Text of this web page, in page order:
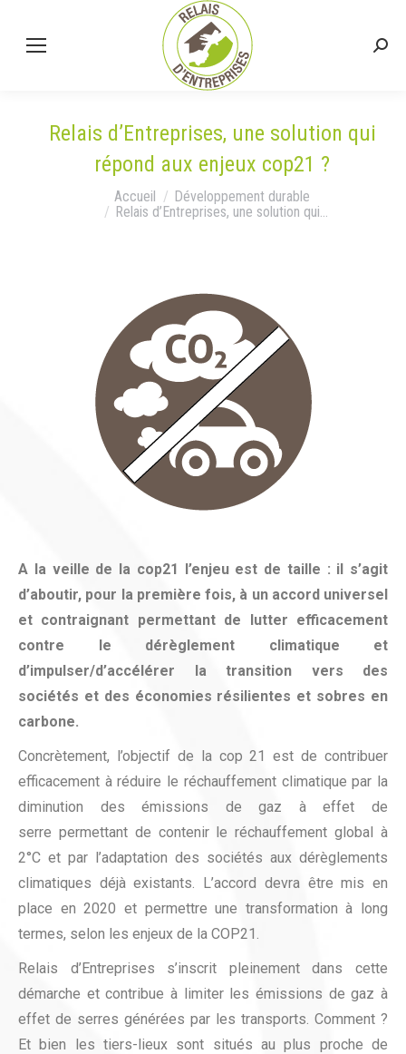
Relais d’Entreprises, une solution qui
répond aux enjeux cop21 ?
Accueil
Développement durable
Relais d’Entreprises, une solution qui…
A la veille de la cop21 l’enjeu est de taille : il s’agit
d’aboutir, pour la première fois, à un accord universel
et contraignant permettant de lutter efficacement
contre le dérèglement climatique et
d’impulser/d’accélérer la transition vers des
sociétés et des économies résilientes et sobres en
carbone.
Concrètement, l’objectif de la cop 21 est de contribuer
efficacement à réduire le réchauffement climatique par la
diminution des émissions de gaz à effet de
serre permettant de contenir le réchauffement global à
2°C et par l’adaptation des sociétés aux dérèglements
climatiques déjà existants. L’accord devra être mis en
place en 2020 et permettre une transformation à long
termes, selon les enjeux de la COP21.
Relais d’Entreprises s’inscrit pleinement dans cette
démarche et contribue à limiter les émissions de gaz à
effet de serres générées par les transports. Comment ?
Et bien les tiers-lieux sont situés au plus proche de